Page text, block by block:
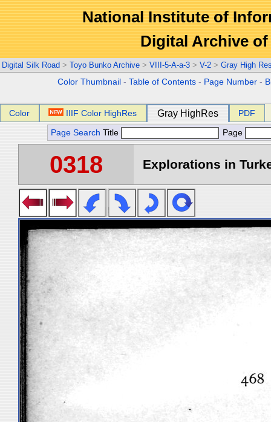
National Institute of
Digital Archive
Digital Silk Road > Toyo Bunko Archive > VIII-5-A-a-3 > V-2 > Gray High
Color Thumbnail -Table of Contents - Page Number -
Color IIIF Color HighRes Gray HighRes PDF
Page Search Title Page
0318 Explorations in